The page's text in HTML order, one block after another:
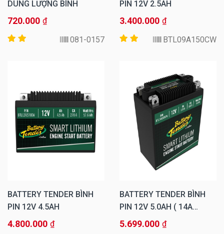
DUNG LƯỢNG BÌNH
720.000 ₫
081-0157
PIN 12V 2.5AH
3.400.000 ₫
BTL09A150CW
BATTERY TENDER BÌNH
PIN 12V 4.5AH
4.800.000 ₫
BATTERY TENDER BÌNH
PIN 12V 5.0AH ( 14A
300CW)
5.699.000 ₫